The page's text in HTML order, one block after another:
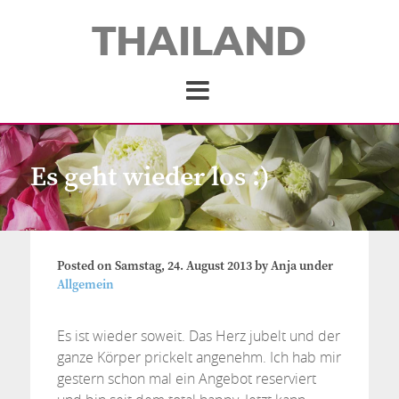
THAILAND
Es geht wieder los :)
Posted on Samstag, 24. August 2013byAnjaunder
Allgemein
Es ist wieder soweit. Das Herz jubelt und der
ganze Körper prickelt angenehm. Ich hab mir
gestern schon mal ein Angebot reserviert